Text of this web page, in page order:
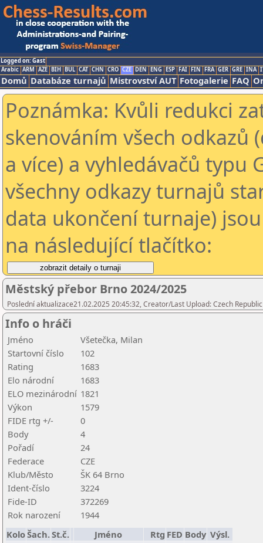
Logged on: Gast
Arabic ARM AZE BIH BUL CAT CHN CRO CZE DEN ENG ESP FAI FIN FRA GER GRE INA
Domů Databáze turnajů Mistrovství AUT Fotogalerie FAQ
Poznámka: Kvůli redukci
skenováním všech odkazů
a více) a vyhledávačů typu
všechny odkazy turnajů
data ukončení turnaje)
na následující tlačítko:
Městský přebor Brno 2024/2025
Poslední aktualizace21.02.2025 20:45:32, Creator/Last Upload: Czech
Info o hráči
Jméno
Všetečka, Milan
Startovní číslo
102
Rating
1683
Elo národní
1683
ELO mezinárodní 1821
Výkon
1579
FIDE rtg +/-
0
Body
4
Pořadí
24
Federace
CZE
Klub/Město
ŠK 64 Brno
Ident-číslo
3224
Fide-ID
372269
Rok narození
1944
KoloŠach.St.č. Jméno Rtg FED Body Výsl.